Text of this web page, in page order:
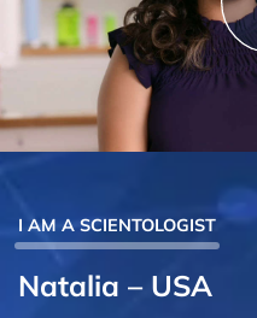
I AM A SCIENTOLOGIST
Natalia – USA